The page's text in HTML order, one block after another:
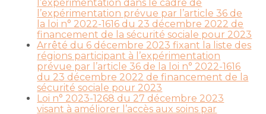
l’expérimentation dans le cadre de
l’expérimentation prévue par l’article 36 de
la loi n° 2022-1616 du 23 décembre 2022 de
financement de la sécurité sociale pour 2023
Arrêté du 6 décembre 2023 fixant la liste des
régions participant à l’expérimentation
prévue par l’article 36 de la loi n° 2022-1616
du 23 décembre 2022 de financement de la
sécurité sociale pour 2023
Loi n° 2023-1268 du 27 décembre 2023
visant à améliorer l’accès aux soins par